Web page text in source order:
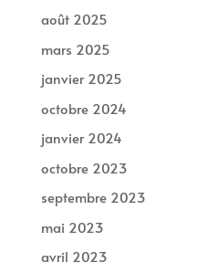
août 2025
mars 2025
janvier 2025
octobre 2024
janvier 2024
octobre 2023
septembre 2023
mai 2023
avril 2023